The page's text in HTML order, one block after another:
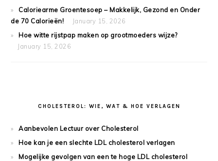
Caloriearme Groentesoep – Makkelijk, Gezond en Onder
de 70 Calorieën!
January 15, 2026
Hoe witte rijstpap maken op grootmoeders wijze?
January 15, 2026
CHOLESTEROL: WIE, WAT & HOE VERLAGEN
Aanbevolen Lectuur over Cholesterol
Hoe kan je een slechte LDL cholesterol verlagen
Mogelijke gevolgen van een te hoge LDL cholesterol